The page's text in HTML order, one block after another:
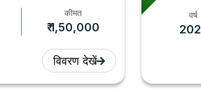
कीमत
₹ 1,50,000
विवरण देखें
वर्ष